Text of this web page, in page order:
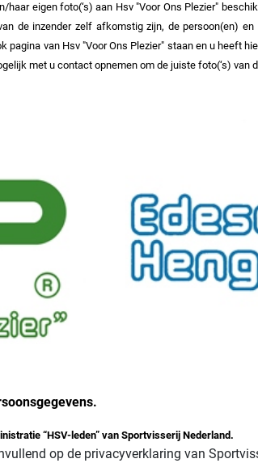
eigen foto(‘s) aan Hsv "Voor Ons Plezier"
de inzender zelf afkomstig zijn, de persoon(en)
pagina van Hsv "Voor Ons Plezier" staan en u heeft
met u contact opnemen om de juiste foto(‘s) van
“HSV-leden” van Sportvisserij Nederland.
op de privacyverklaring van